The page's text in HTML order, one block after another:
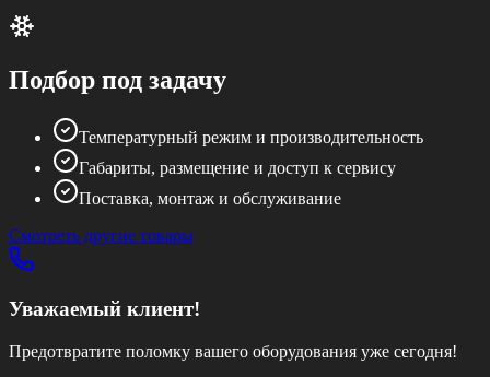
Подбор под задачу
Температурный режим и производительность
Габариты, размещение и доступ к сервису
Поставка, монтаж и обслуживание
Смотреть другие товары
Уважаемый клиент!
Предотвратите поломку вашего оборудования уже сегодня!